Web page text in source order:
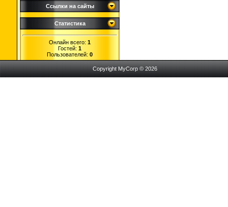
Ссылки на сайты
Статистика
Онлайн всего: 1
Гостей: 1
Пользователей: 0
Copyright MyCorp © 2026